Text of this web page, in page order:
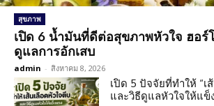
สุขภาพ
เปิด 6 น้ำมันที่ดีต่อสุขภาพหัวใจ ฮอร์
ดูแลการอักเสบ
admin - สิงหาคม 8, 2026
เปิด 5 ปัจจัยที่ทำให้ “เ
และวิธีดูแลหัวใจให้แข็